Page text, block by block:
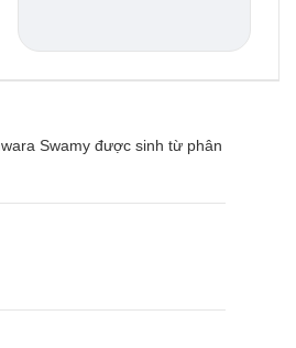
Swamy được sinh từ phân